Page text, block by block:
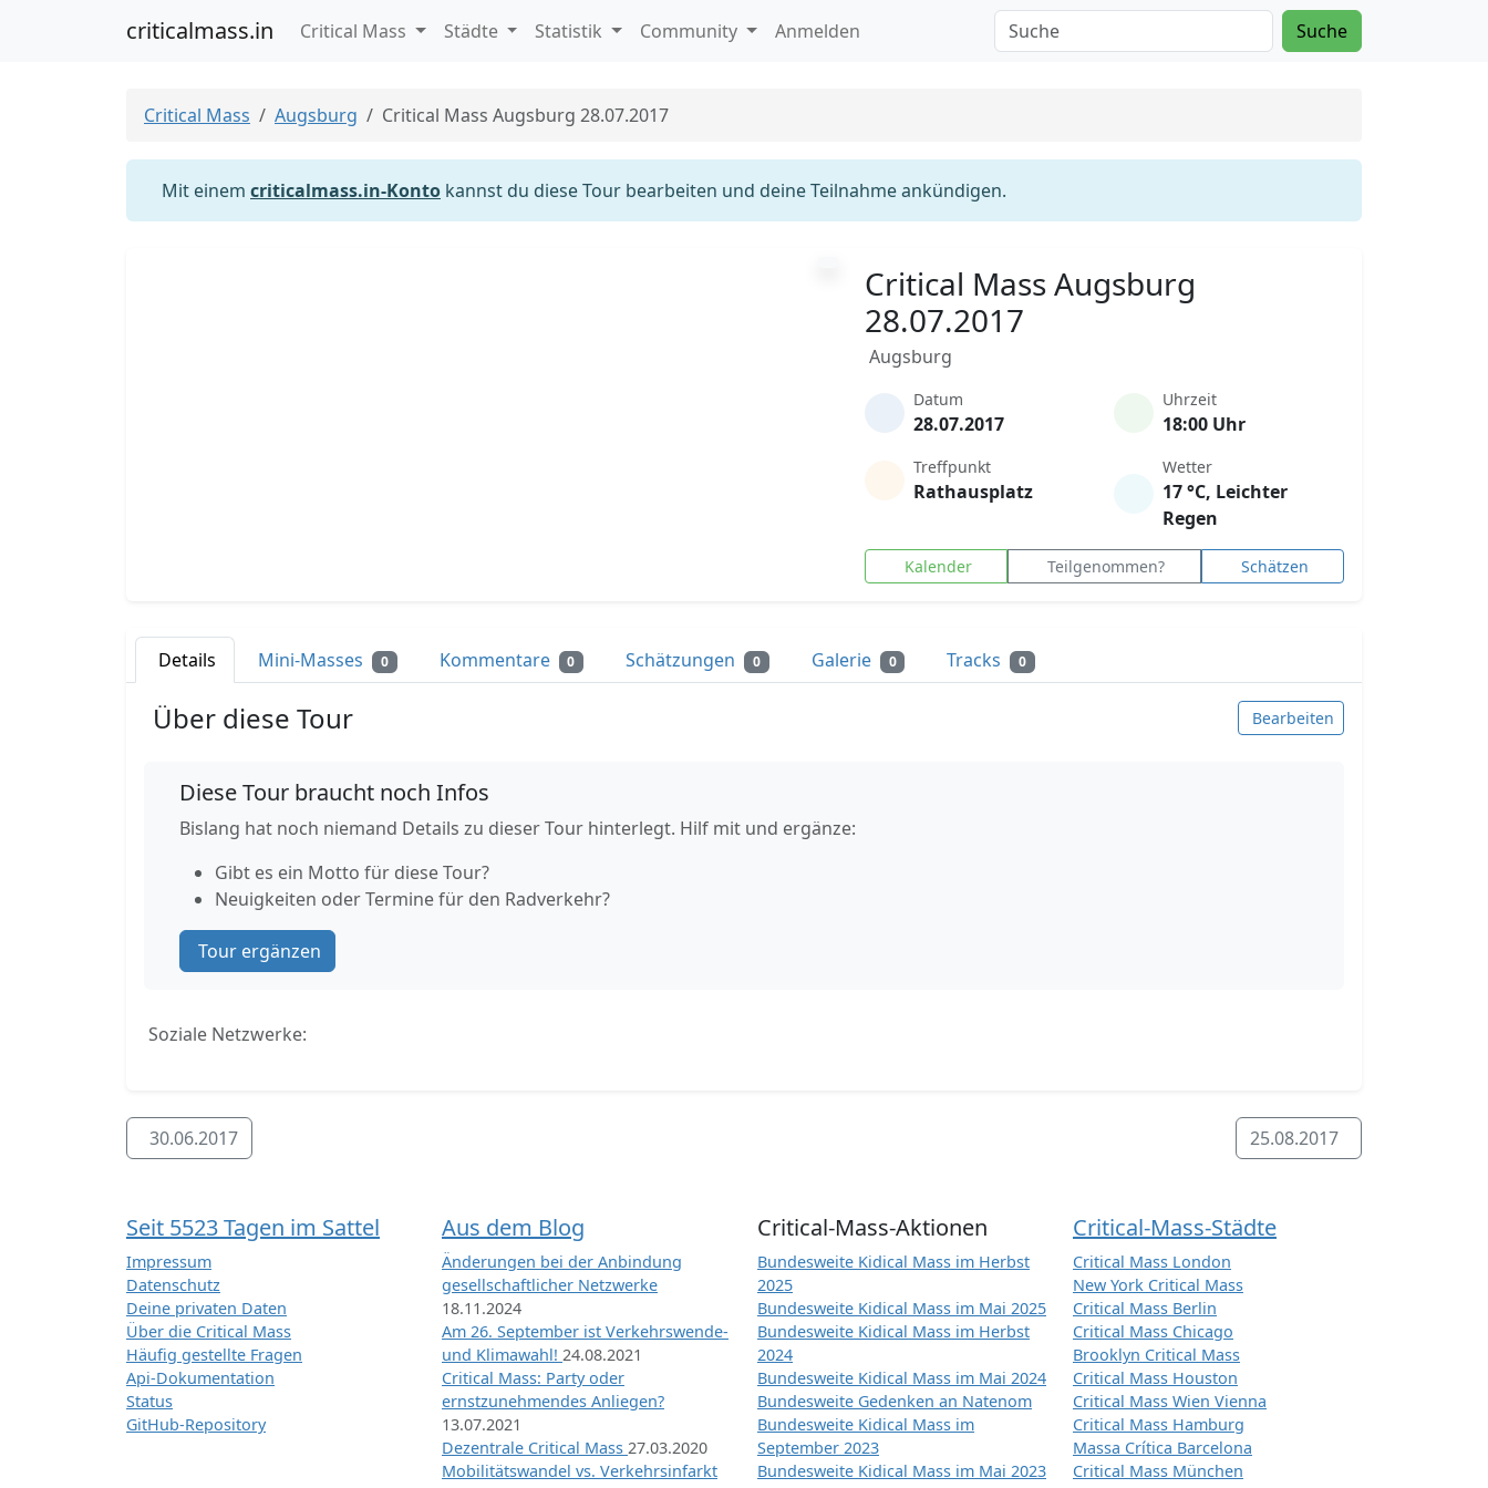
criticalmass.in Critical Mass Städte Statistik Community Anmelden Suche
Critical Mass Augsburg Critical Mass Augsburg 28.07.2017
Mit einem criticalmass.in-Konto kannst du diese Tour bearbeiten und deine Teilnahme ankündigen.
Critical Mass Augsburg
28.07.2017
Augsburg
Datum
28.07.2017
Uhrzeit
18:00 Uhr
Treffpunkt
Rathausplatz
Wetter
17 °C, Leichter
Regen
Kalender Teilgenommen? Schätzen
Details Mini-Masses 0 Kommentare 0 Schätzungen 0 Galerie 0 Tracks 0
Über diese Tour Bearbeiten
Diese Tour braucht noch Infos
Bislang hat noch niemand Details zu dieser Tour hinterlegt. Hilf mit und ergänze:
Gibt es ein Motto für diese Tour?
Neuigkeiten oder Termine für den Radverkehr?
Tour ergänzen
Soziale Netzwerke:
30.06.2017 25.08.2017
Seit 5523 Tagen im Sattel
Impressum
Datenschutz
Deine privaten Daten
Über die Critical Mass
Häufig gestellte Fragen
Api-Dokumentation
Status
GitHub-Repository
Aus dem Blog
Änderungen bei der Anbindung
gesellschaftlicher Netzwerke
18.11.2024
Am 26. September ist Verkehrswende-
und Klimawahl! 24.08.2021
Critical Mass: Party oder
ernstzunehmendes Anliegen?
13.07.2021
Dezentrale Critical Mass 27.03.2020
Mobilitätswandel vs. Verkehrsinfarkt
Critical-Mass-Aktionen
Bundesweite Kidical Mass im Herbst
2025
Bundesweite Kidical Mass im Mai 2025
Bundesweite Kidical Mass im Herbst
2024
Bundesweite Kidical Mass im Mai 2024
Bundesweite Gedenken an Natenom
Bundesweite Kidical Mass im
September 2023
Bundesweite Kidical Mass im Mai 2023
Critical-Mass-Städte
Critical Mass London
New York Critical Mass
Critical Mass Berlin
Critical Mass Chicago
Brooklyn Critical Mass
Critical Mass Houston
Critical Mass Wien Vienna
Critical Mass Hamburg
Massa Crítica Barcelona
Critical Mass München